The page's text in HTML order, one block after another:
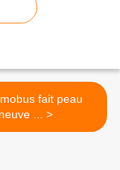
fait peau
neuve ... >